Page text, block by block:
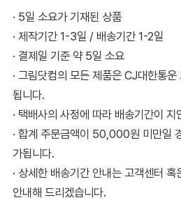
· 5일 소요가 기재된 상품
· 제작기간 1-3일 / 배송기간 1-2일
· 결제일 기준 약 5일 소요
· 그림닷컴의 모든 제품은 CJ대한통
됩니다.
· 택배사의 사정에 따라 배송기간이 지
· 합계 주문금액이 50,000원 미만일
가됩니다.
· 상세한 배송기간 안내는 고객센터
안내해 드리겠습니다.